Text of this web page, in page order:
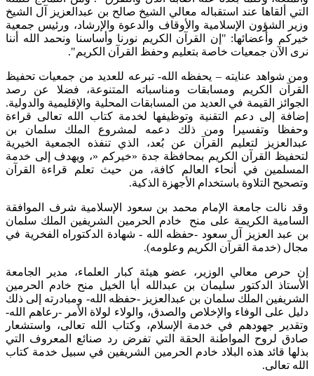
عند استقباله معالي الشيخ صالح بن عبدالعزيز آل الشيخ
الإسلامية والأوقاف والدعوة والإرشاد، ورئيس جمعية
"إن القرآن الكريم نورنا وأساسنا ونحمد الله أننا
جمعيات خاصة بتعليم وحفظ القرآن الكريم".
عنايته – يحفظه الله- تبرعه للعديد من جمعيات تحفيظ
الكريم ومسابقات ومناسباته المتنوعة، فضلا عن رصد
القيمة في العديد من المسابقات المحلية والإقليمية والدولية.
إلى دعم التقنية وتوظيفها لخدمة كتاب الله تعالى قراءة
وتفسيرا ومن ذلك دعمه لمشروع الملك سلمان بن
لتعليم القرآن عن بُعد، الذي تنفذه الجمعية الخيرية
القرآن الكريم بمحافظة جدة «خيركم «، ويهدف إلى خدمة
في أنحاء العالم كافة، من حيث تعلم قراءة القرآن
التلاوة باستخدام الأجهزة الذكية.
جامعة الإمام محمد بن سعود الإسلامية شرف الموافقة
الكريمة على منح خادم الحرمين الشريفين الملك سلمان
العزيز آل سعود -حفظه الله - شهادة الدكتوراه الفخرية في
القرآن الكريم وعلومه).
معالي الوزير، عضو هيئة كبار العلماء، مدير الجامعة
الدكتور سليمان بن عبدالله أبا الخيل منح خادم الحرمين
الملك سلمان بن عبدالعزيز -حفظه الله- ومبادرته إلى ذلك
الوفاء والإخلاص والصدق، والولاء لولاة الأمر -رعاهم الله-
جهودهم في خدمة الإسلام، وكتاب الله تعالى، واستشعار
المواطنة الحقة التي تفرض رد صنائع المعروف التي
هذه البلاد خادم الحرمين الشريفين في سبيل خدمة كتاب